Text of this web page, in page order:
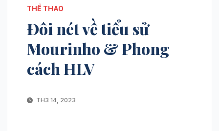
THỂ THAO
Đôi nét về tiểu sử
Mourinho & Phong
cách HLV
TH3 14, 2023